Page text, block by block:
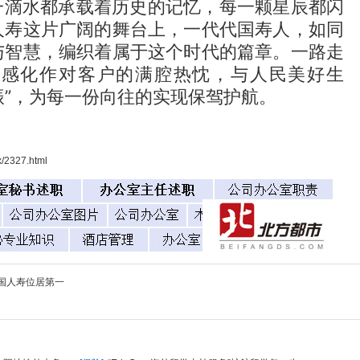
水都承载着历史的记忆，每一颗星辰都闪
这片广阔的舞台上，一代代国寿人，如同
慧，编织着属于这个时代的篇章。一路走
化作对客户的满腔热忱，与人民美好生
，为每一份向往的实现保驾护航。
2327.html
人寿位居第一